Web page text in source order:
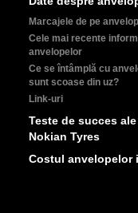
Marcajele de pe
Cele mai recente
anvelopelor
Ce se întâmplă cu
sunt scoase din uz?
Link-uri
Teste de succes
Nokian Tyres
Costul anvelopelor